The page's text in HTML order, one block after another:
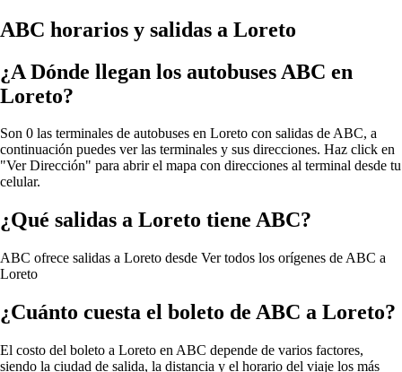
ABC horarios y salidas a Loreto
¿A Dónde llegan los autobuses ABC en
Loreto?
Son 0 las terminales de autobuses en Loreto con salidas de ABC, a
continuación puedes ver las terminales y sus direcciones. Haz click en
"Ver Dirección" para abrir el mapa con direcciones al terminal desde tu
celular.
¿Qué salidas a Loreto tiene ABC?
ABC ofrece salidas a Loreto desde Ver todos los orígenes de ABC a
Loreto
¿Cuánto cuesta el boleto de ABC a Loreto?
El costo del boleto a Loreto en ABC depende de varios factores,
siendo la ciudad de salida, la distancia y el horario del viaje los más